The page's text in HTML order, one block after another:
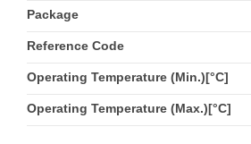
Package
Reference Code
Operating Temperature (Min.)[°C]
Operating Temperature (Max.)[°C]